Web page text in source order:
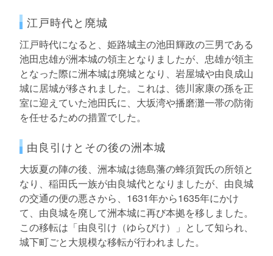
江戸時代と廃城
江戸時代になると、姫路城主の池田輝政の三男である
池田忠雄が洲本城の領主となりましたが、忠雄が領主
となった際に洲本城は廃城となり、岩屋城や由良成山
城に居城が移されました。これは、徳川家康の孫を正
室に迎えていた池田氏に、大坂湾や播磨灘一帯の防衛
を任せるための措置でした。
由良引けとその後の洲本城
大坂夏の陣の後、洲本城は徳島藩の蜂須賀氏の所領と
なり、稲田氏一族が由良城代となりましたが、由良城
の交通の便の悪さから、1631年から1635年にかけ
て、由良城を廃して洲本城に再び本拠を移しました。
この移転は「由良引け（ゆらびけ）」として知られ、
城下町ごと大規模な移転が行われました。